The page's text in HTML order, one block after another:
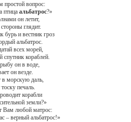
простой вопрос:
птицаальбатрос?»
он летит,
глядит.
бурь и вестник гроз
альбатрос.
всех морей,
спутник кораблей.
он в воде,
он везде.
в морскую даль,
печаль.
корабли
земли?»
Вам любой матрос:
– верный альбатрос!»